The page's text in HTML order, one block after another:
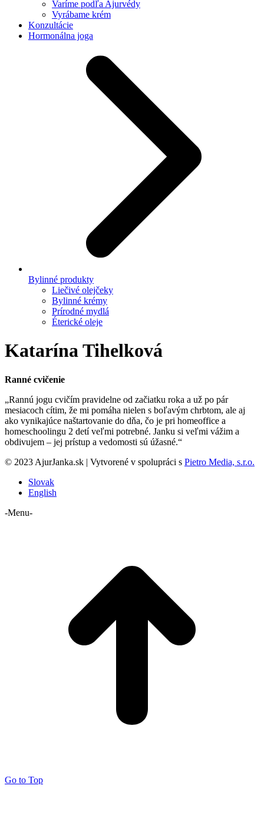
Varíme podľa Ajurvédy
Vyrábame krém
Konzultácie
Hormonálna joga
Bylinné produkty
Liečivé olejčeky
Bylinné krémy
Prírodné mydlá
Éterické oleje
Katarína Tihelková
Ranné cvičenie
„Rannú jogu cvičím pravidelne od začiatku roka a už po pár
mesiacoch cítim, že mi pomáha nielen s boľavým chrbtom, ale aj
ako vynikajúce naštartovanie do dňa, čo je pri homeoffice a
homeschoolingu 2 detí veľmi potrebné. Janku si veľmi vážim a
obdivujem – jej prístup a vedomosti sú úžasné.“
© 2023 AjurJanka.sk | Vytvorené v spolupráci s Pietro Media, s.r.o.
Slovak
English
-Menu-
Go to Top